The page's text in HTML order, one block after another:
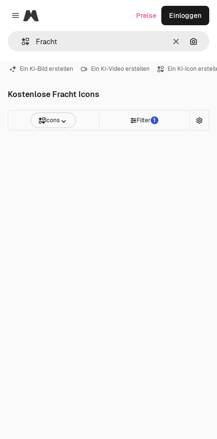
Close menu
Magnific
LöschenNach
Preise Einloggen
Ein KI-Bild erstellen Ein KI-Video erstellen Ein KI-Icon
Kostenlose Fracht Icons
Icons Filter 1